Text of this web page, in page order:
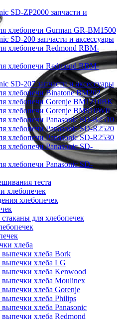
SD-ZP2000 запчасти и
хлебопечи Gurman GR-BM1500
SD-200 запчасти и аксессуары
хлебопечи Redmond RBM-
хлебопечи Redmond RBM-
SD-207 запчасти и аксессуары
хлебопечи Binatone BM202
хлебопечи Gorenje BM1210BK
хлебопечи Gorenje BM910WII
хлебопечи Panasonic SD-B2510
хлебопечи Panasonic SD-R2520
хлебопечи Panasonic SD-R2530
хлебопечи Panasonic SD-
хлебопечи Panasonic SD-
теста
хлебопечек
хлебопечек
для хлебопечек
хлеба
хлеба Bork
хлеба LG
хлеба Kenwood
хлеба Moulinex
хлеба Gorenje
хлеба Philips
хлеба Panasonic
хлеба Redmond